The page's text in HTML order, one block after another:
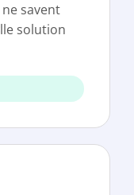
savent
solution